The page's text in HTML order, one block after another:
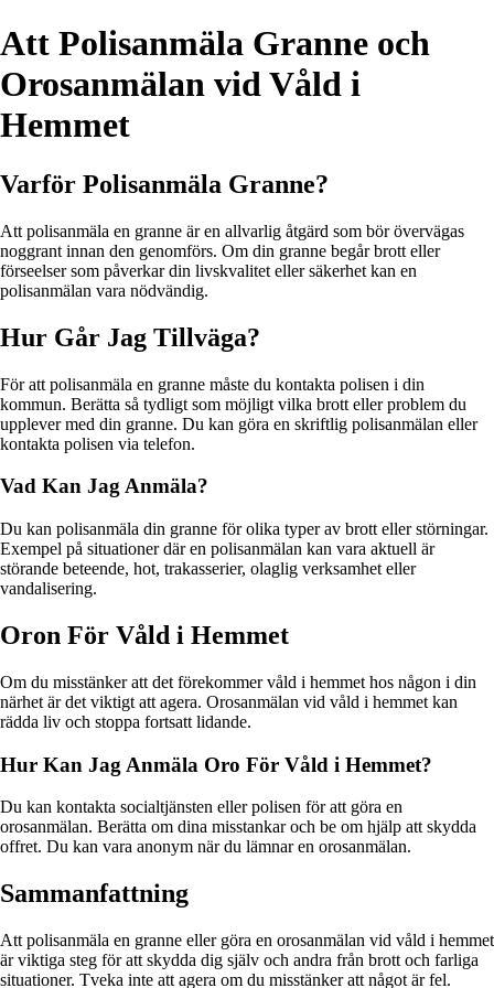
Att Polisanmäla Granne och
Orosanmälan vid Våld i
Hemmet
Varför Polisanmäla Granne?
Att polisanmäla en granne är en allvarlig åtgärd som bör övervägas
noggrant innan den genomförs. Om din granne begår brott eller
förseelser som påverkar din livskvalitet eller säkerhet kan en
polisanmälan vara nödvändig.
Hur Går Jag Tillväga?
För att polisanmäla en granne måste du kontakta polisen i din
kommun. Berätta så tydligt som möjligt vilka brott eller problem du
upplever med din granne. Du kan göra en skriftlig polisanmälan eller
kontakta polisen via telefon.
Vad Kan Jag Anmäla?
Du kan polisanmäla din granne för olika typer av brott eller störningar.
Exempel på situationer där en polisanmälan kan vara aktuell är
störande beteende, hot, trakasserier, olaglig verksamhet eller
vandalisering.
Oron För Våld i Hemmet
Om du misstänker att det förekommer våld i hemmet hos någon i din
närhet är det viktigt att agera. Orosanmälan vid våld i hemmet kan
rädda liv och stoppa fortsatt lidande.
Hur Kan Jag Anmäla Oro För Våld i Hemmet?
Du kan kontakta socialtjänsten eller polisen för att göra en
orosanmälan. Berätta om dina misstankar och be om hjälp att skydda
offret. Du kan vara anonym när du lämnar en orosanmälan.
Sammanfattning
Att polisanmäla en granne eller göra en orosanmälan vid våld i hemmet
är viktiga steg för att skydda dig själv och andra från brott och farliga
situationer. Tveka inte att agera om du misstänker att något är fel.